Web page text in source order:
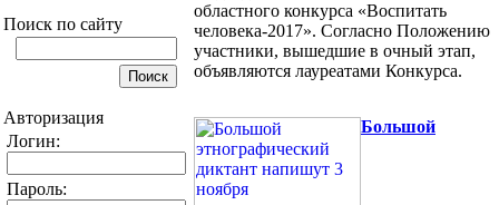
Поиск по сайту
Авторизация
Логин:
Пароль:
областного конкурса «Воспитать
человека-2017». Согласно Положению
участники, вышедшие в очный этап,
объявляются лауреатами Конкурса.
Большой